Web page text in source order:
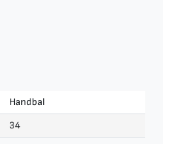
Handbal
34